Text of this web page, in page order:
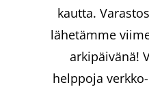
kautta.
lähetämme
arkipäivänä!
helppoja